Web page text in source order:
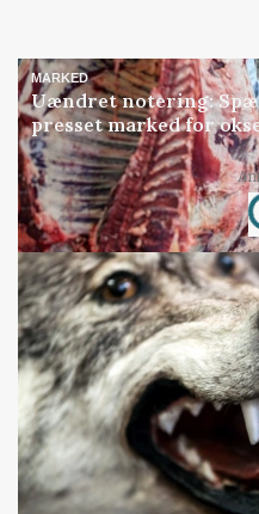
MARKED
Uændret notering:
presset marked for